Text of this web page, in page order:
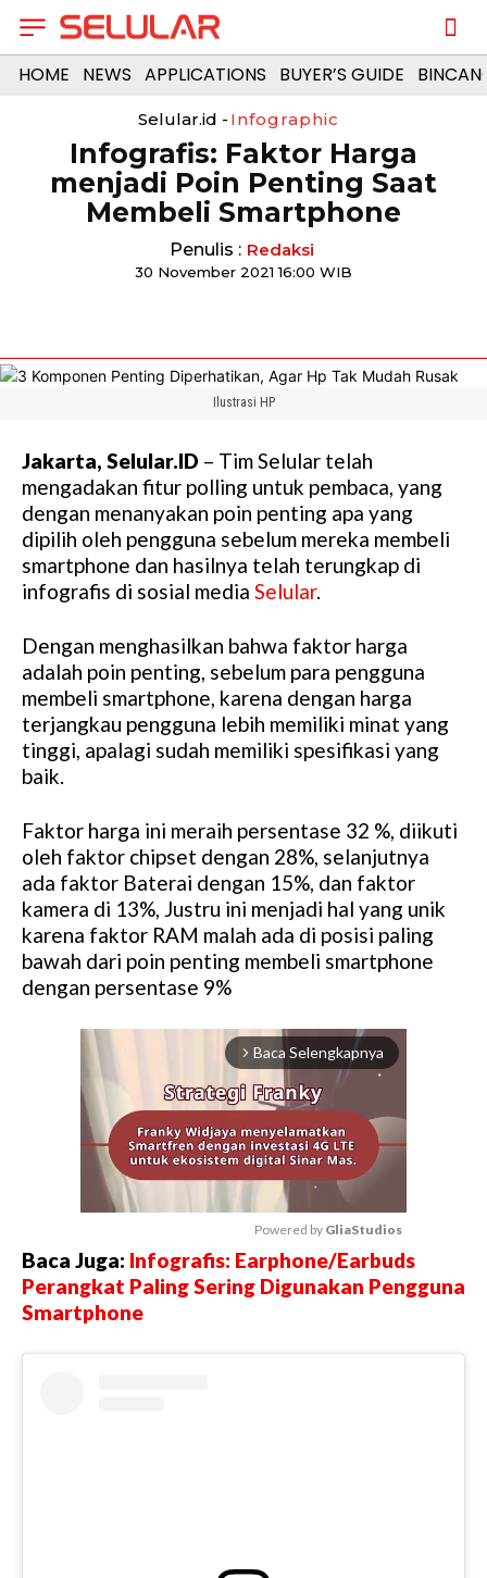
HOME NEWS APPLICATIONS BUYER’S GUIDE
Selular.id - Infographic
Infografis: Faktor Harga
menjadi Poin Penting Saat
Membeli Smartphone
Penulis : Redaksi
30 November 2021 16:00 WIB
Ilustrasi HP
Jakarta, Selular.ID – Tim Selular telah
mengadakan fitur polling untuk pembaca, yang
dengan menanyakan poin penting apa yang
dipilih oleh pengguna sebelum mereka membeli
smartphone dan hasilnya telah terungkap di
infografis di sosial media Selular.
Dengan menghasilkan bahwa faktor harga
adalah poin penting, sebelum para pengguna
membeli smartphone, karena dengan harga
terjangkau pengguna lebih memiliki minat yang
tinggi, apalagi sudah memiliki spesifikasi yang
baik.
Faktor harga ini meraih persentase 32 %, diikuti
oleh faktor chipset dengan 28%, selanjutnya
ada faktor Baterai dengan 15%, dan faktor
kamera di 13%, Justru ini menjadi hal yang unik
karena faktor RAM malah ada di posisi paling
bawah dari poin penting membeli smartphone
dengan persentase 9%
arrow_forward_ios Baca Selengkapnya
M
u
Powered by GliaStudios
Baca Juga: Infografis: Earphone/Earbuds
Perangkat Paling Sering Digunakan Pengguna
Smartphone